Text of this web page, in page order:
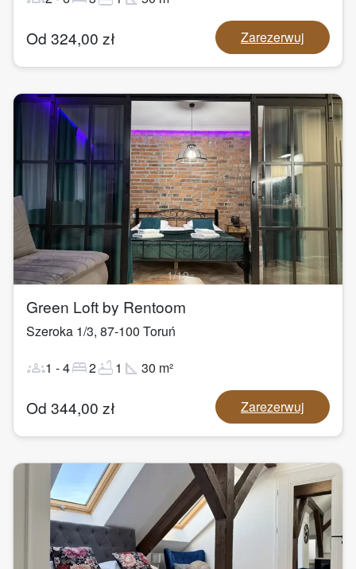
Od 324,00 zł Zarezerwuj
1/19
Green Loft by Rentoom
Szeroka 1/3, 87-100 Toruń
groups1 -4bed2bathtub1 square_foot 30 m²
Od 344,00 zł Zarezerwuj